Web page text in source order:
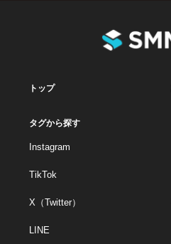
トップ
タグから探す
Instagram
TikTok
X（Twitter）
LINE